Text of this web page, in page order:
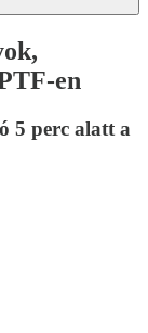
en
5 perc alatt a